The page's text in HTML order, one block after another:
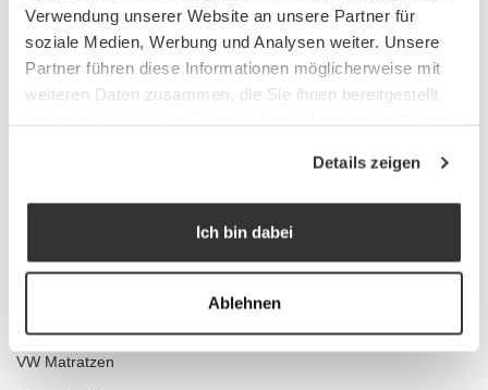
Verwendung unserer Website an unsere Partner für
soziale Medien, Werbung und Analysen weiter. Unsere
Partner führen diese Informationen möglicherweise mit
weiteren Daten zusammen, die Sie ihnen bereitgestellt
Details zeigen
Ich bin dabei
Ablehnen
VW Matratzen